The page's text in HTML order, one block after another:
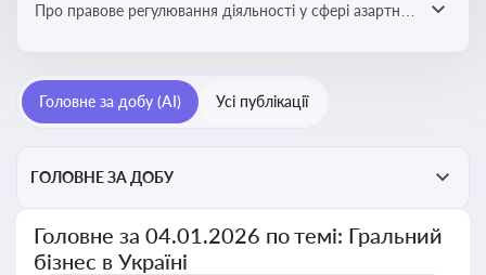
Про правове регулювання діяльності у сфері азартних
реальні кейси
Головне за добу (AI) Усі публікації
ГОЛОВНЕ ЗА ДОБУ
Головне за 04.01.2026 по темі: Гральний
бізнес в Україні